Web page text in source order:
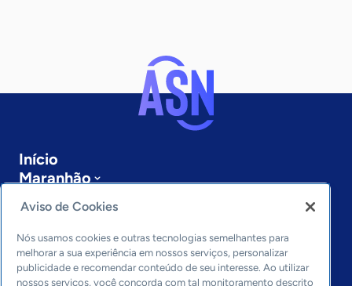
Início
Maranhão
Sobre a ASN
Últimas notícias
Entre em contato
Editorias
Aviso de Cookies
Nós usamos cookies e outras tecnologias semelhantes para
melhorar a sua experiência em nossos serviços, personalizar
publicidade e recomendar conteúdo de seu interesse. Ao utilizar
nossos serviços, você concorda com tal monitoramento descrito